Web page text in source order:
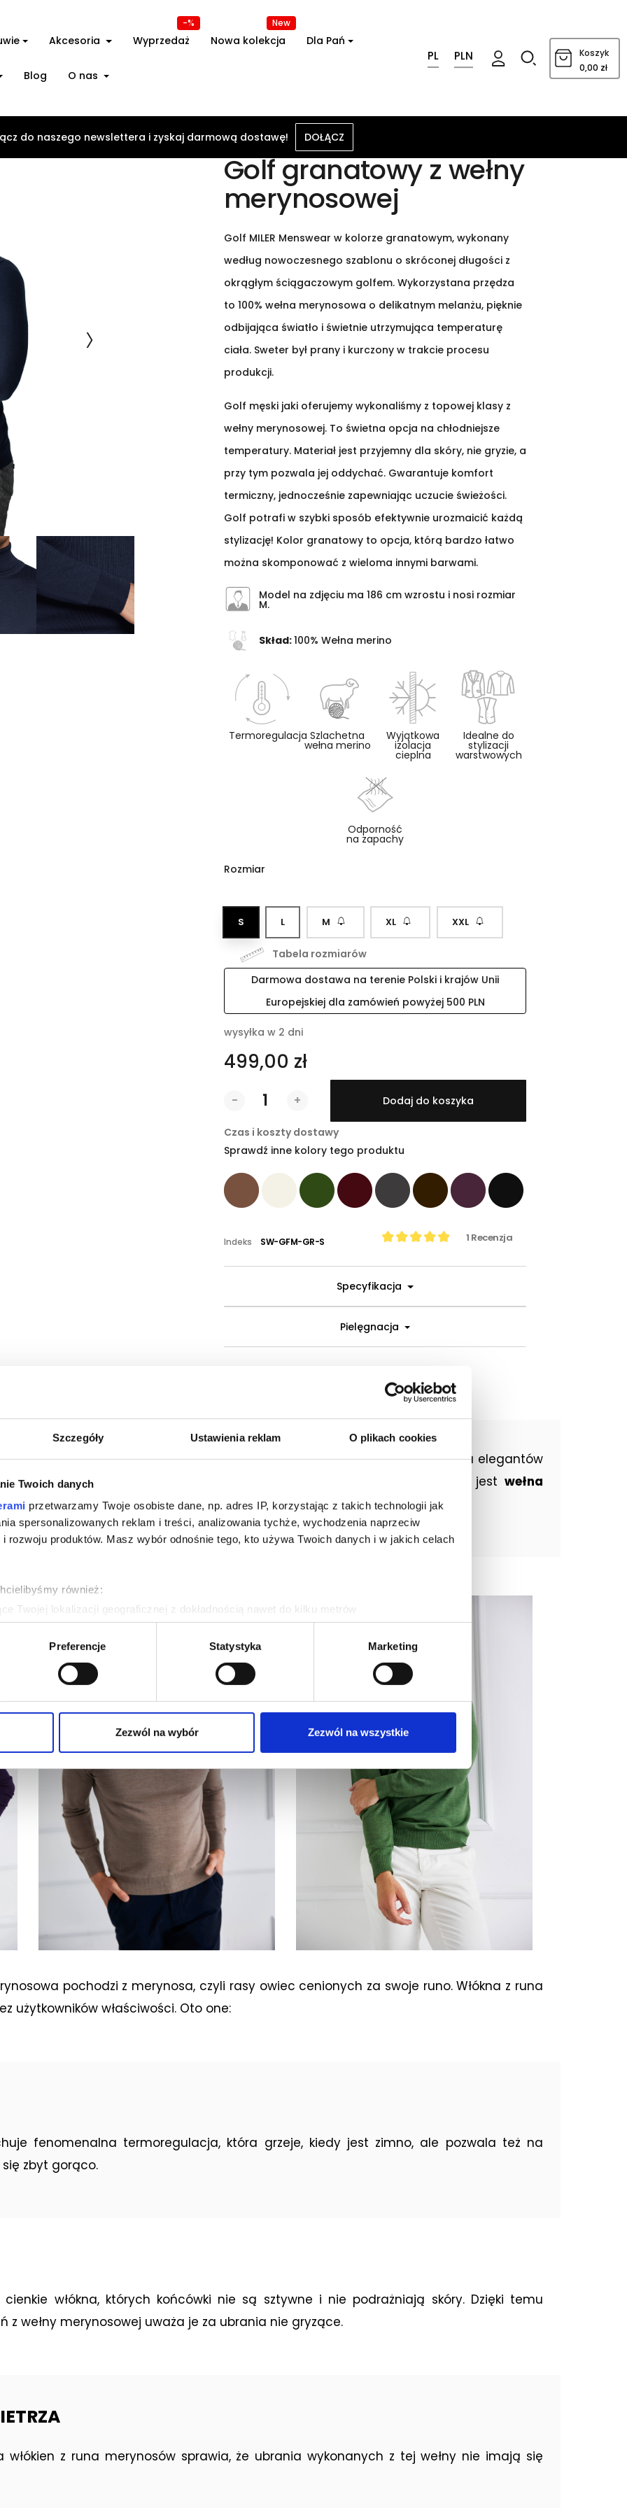
Szczegóły Ustawienia reklam O plikach cookies
Twoich danych
przetwarzamy Twoje osobiste dane, np. adres IP, korzystając z takich technologii jak
spersonalizowanych reklam i treści, analizowania tychże, wychodzenia naprzeciw
rozwoju produktów. Masz wybór odnośnie tego, kto używa Twoich danych i w jakich celach
również:
Twojej lokalizacji geograficznej z dokładnością nawet do kilku metrów
aktywnie analizując charakteryzującego je zbiory danych (fingerprinting, czyli
tego, jak Twoje osobiste dane są przetwarzane oraz ustaw własne preferencje wsekcji
cookie możesz zmienić lub wycofać swoją zgodę w dowolnej chwili.
spersonalizowania treści i reklam, aby oferować funkcje społecznościowe i analizować
o tym, jak korzystasz z naszej witryny, udostępniamy partnerom społecznościowym,
Preferencje Statystyka Marketing
Zezwól na wybór Zezwól na wszystkie
Akcesoria Wyprzedaż
-%
Nowa kolekcja
New
Dla Pań
Blog O nas
PL PLN Koszyk
0,00 zł
męskie Golf granatowy z wełny merynosowej
Golf granatowy z wełny
merynosowej
Golf MILER Menswear w kolorze granatowym, wykonany
według nowoczesnego szablonu o skróconej długości z
okrągłym ściągaczowym golfem. Wykorzystana przędza
to 100% wełna merynosowa o delikatnym melanżu, pięknie
odbijająca światło i świetnie utrzymująca temperaturę
ciała. Sweter był prany i kurczony w trakcie procesu
produkcji.
Golf męski jaki oferujemy wykonaliśmy z topowej klasy z
wełny merynosowej. To świetna opcja na chłodniejsze
temperatury. Materiał jest przyjemny dla skóry, nie gryzie, a
przy tym pozwala jej oddychać. Gwarantuje komfort
termiczny, jednocześnie zapewniając uczucie świeżości.
Golf potrafi w szybki sposób efektywnie urozmaicić każdą
stylizację! Kolor granatowy to opcja, którą bardzo łatwo
można skomponować z wieloma innymi barwami.
Model na zdjęciu ma 186 cm wzrostu i nosi rozmiar
M.
Skład:100% Wełna merino
Termoregulacja Szlachetna
wełna merino
Wyjątkowa
izolacja
cieplna
Idealne do
stylizacji
warstwowych
Odporność
na zapachy
Rozmiar
S L M XL XXL
Tabela rozmiarów
Darmowa dostawa na terenie Polski i krajów Unii
Europejskiej dla zamówień powyżej 500 PLN
wysyłka w 2 dni
499,00 zł
- + Dodaj do koszyka
Czas i koszty dostawy
Sprawdź inne kolory tego produktu
Indeks SW-GFM-GR-S 1 Recenzja
Specyfikacja
Pielęgnacja
z marynarką lub bez. Kiedy temperatura spada poniżej 20 stopni wielu elegantów
włóknem, z którego powstaje przędza, a z niej dzianina budująca golf jest wełna
pochodzi z merynosa, czyli rasy owiec cenionych za swoje runo. Włókna z runa
użytkowników właściwości. Oto one:
fenomenalna termoregulacja, która grzeje, kiedy jest zimno, ale pozwala też na
zbyt gorąco.
włókna, których końcówki nie są sztywne i nie podrażniają skóry. Dzięki temu
z wełny merynosowej uważa je za ubrania nie gryzące.
włókien z runa merynosów sprawia, że ubrania wykonanych z tej wełny nie imają się
do naszego newslettera i zyskaj darmową dostawę! DOŁĄCZ